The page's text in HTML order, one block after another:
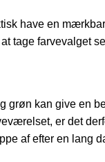
have en
tage farvevalget
grøn kan give en
er det
af efter en lang